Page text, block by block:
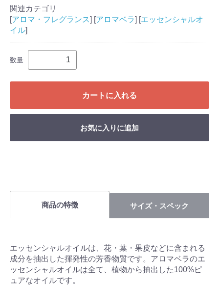
関連カテゴリ
[アロマ・フレグランス] [アロマベラ] [エッセンシャルオ
イル]
数量
カートに入れる
お気に入りに追加
商品の特徴 サイズ・スペック
エッセンシャルオイルは、花・葉・果皮などに含まれる
成分を抽出した揮発性の芳香物質です。アロマベラのエ
ッセンシャルオイルは全て、植物から抽出した100%ピ
ュアなオイルです。